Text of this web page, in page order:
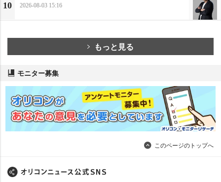
10 2026-08-03 15:16
もっと見る
モニター募集
このページのトップへ